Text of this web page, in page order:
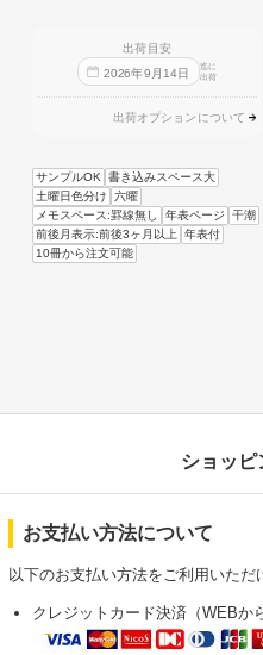
出荷目安
2026年9 月 14日
迄に
出荷
出荷オプションについて
サンプルOK
書き込みスペース大
土曜日色分け
六曜
メモスペース:罫線無し
年表ページ
干潮
前後月表示:前後3ヶ月以上
年表付
10冊から注文可能
ショッピ
お支払い方法について
以下のお支払い方法をご利用いただ
クレジットカード決済（WEBか